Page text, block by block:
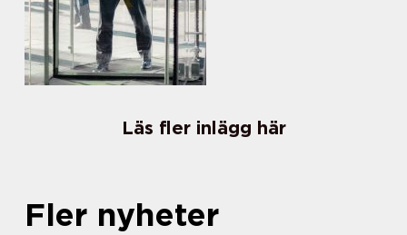
Läs fler inlägg här
Fler nyheter